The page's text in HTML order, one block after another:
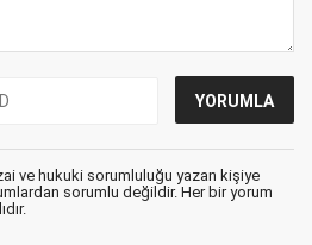
ve hukuki sorumluluğu yazan kişiye
sorumlu değildir. Her bir yorum